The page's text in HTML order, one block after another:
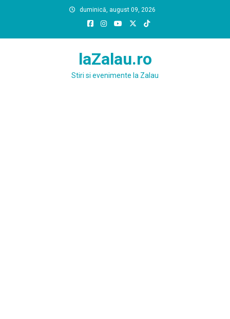
duminică, august 09, 2026
laZalau.ro
Stiri si evenimente la Zalau